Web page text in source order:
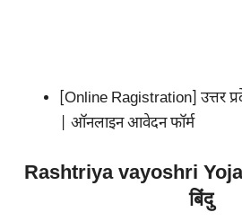
[Online Ragistration] उत्तर
| ऑनलाइन आवेदन फॉर्म
Rashtriya vayoshri
बिंदु